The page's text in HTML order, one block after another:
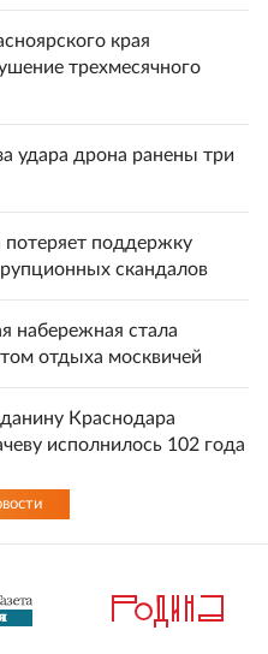
края
трехмесячного
удара дрона ранены три
потеряет поддержку
скандалов
набережная стала
отдыха москвичей
Краснодара
исполнилось 102 года